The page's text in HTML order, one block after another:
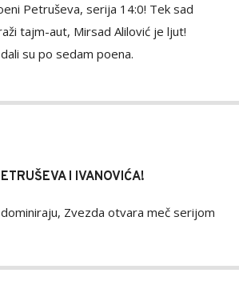
Petruševa, serija 14:0! Tek sad
tajm-aut, Mirsad Alilović je ljut!
su po sedam poena.
I IVANOVIĆA!
Zvezda otvara meč serijom